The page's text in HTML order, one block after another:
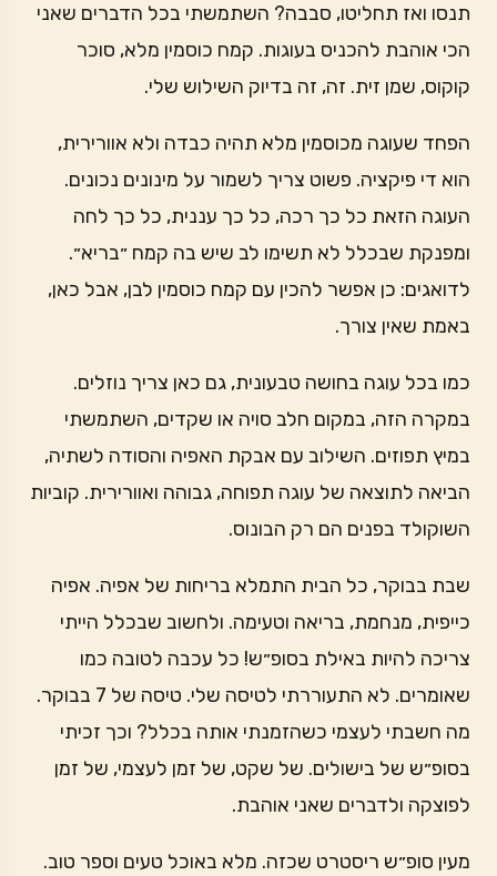
תנסו ואז תחליטו, סבבה? השתמשתי בכל הדברים שאני
הכי אוהבת להכניס בעוגות. קמח כוסמין מלא, סוכר
קוקוס, שמן זית. זה, זה בדיוק השילוש שלי.
הפחד שעוגה מכוסמין מלא תהיה כבדה ולא אוורירית,
הוא די פיקציה. פשוט צריך לשמור על מינונים נכונים.
העוגה הזאת כל כך רכה, כל כך עננית, כל כך לחה
ומפנקת שבכלל לא תשימו לב שיש בה קמח ״בריא״.
לדואגים: כן אפשר להכין עם קמח כוסמין לבן, אבל כאן,
באמת שאין צורך.
כמו בכל עוגה בחושה טבעונית, גם כאן צריך נוזלים.
במקרה הזה, במקום חלב סויה או שקדים, השתמשתי
במיץ תפוזים. השילוב עם אבקת האפיה והסודה לשתיה,
הביאה לתוצאה של עוגה תפוחה, גבוהה ואוורירית. קוביות
השוקולד בפנים הם רק הבונוס.
שבת בבוקר, כל הבית התמלא בריחות של אפיה. אפיה
כייפית, מנחמת, בריאה וטעימה. ולחשוב שבכלל הייתי
צריכה להיות באילת בסופ״ש! כל עכבה לטובה כמו
שאומרים. לא התעוררתי לטיסה שלי. טיסה של 7 בבוקר.
מה חשבתי לעצמי כשהזמנתי אותה בכלל? וכך זכיתי
בסופ״ש של בישולים. של שקט, של זמן לעצמי, של זמן
לפוצקה ולדברים שאני אוהבת.
מעין סופ״ש ריסטרט שכזה. מלא באוכל טעים וספר טוב.